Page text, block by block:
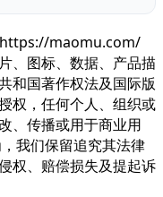
https://maomu.com/
、图标、数据、产品描
和国著作权法及国际版
权，任何个人、组织或
、传播或用于商业用
我们保留追究其法律
权、赔偿损失及提起诉